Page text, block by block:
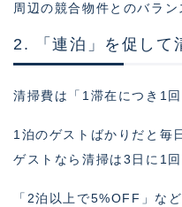
周辺の競合物件とのバラン
2. 「連泊」を促して
清掃費は「1滞在につき1回
1泊のゲストばかりだと毎
ゲストなら清掃は3日に1回
「2泊以上で5%OFF」な